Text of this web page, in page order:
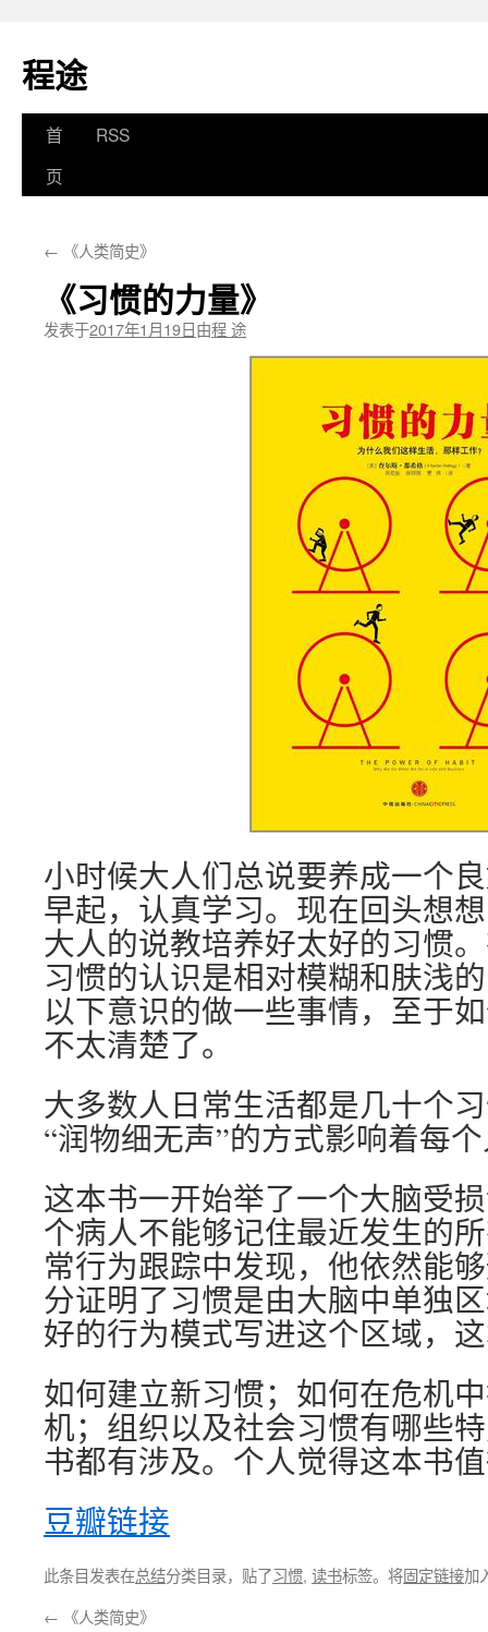
程途
跳
文
首
页
RSS
← 《人类简史》
《习惯的力量》
发表于2017年1月19日由程 途
小时候大人们总说要养成一个
早起，认真学习。现在回头想
大人的说教培养好太好的习惯
习惯的认识是相对模糊和肤浅
以下意识的做一些事情，至于
不太清楚了。
大多数人日常生活都是几十个
“润物细无声”的方式影响着每
这本书一开始举了一个大脑受
个病人不能够记住最近发生的
常行为跟踪中发现，他依然能
分证明了习惯是由大脑中单独
好的行为模式写进这个区域，
如何建立新习惯；如何在危机
机；组织以及社会习惯有哪些
书都有涉及。个人觉得这本书
豆瓣链接
此条目发表在总结分类目录，贴了习惯, 读书标签。将固定链接加
← 《人类简史》